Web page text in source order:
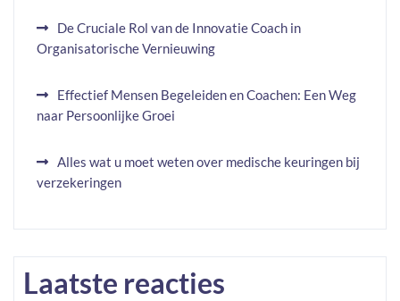
De Cruciale Rol van de Innovatie Coach in
Organisatorische Vernieuwing
Effectief Mensen Begeleiden en Coachen: Een Weg
naar Persoonlijke Groei
Alles wat u moet weten over medische keuringen bij
verzekeringen
Laatste reacties